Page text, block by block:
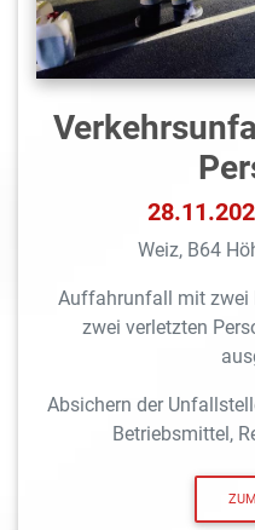
Weiz, B64
Auffahrunfall mit zwei
zwei verletzten
Absichern der
Betriebsmittel,